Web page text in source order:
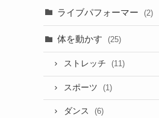
ライブパフォーマー (2)
体を動かす (25)
ストレッチ (11)
スポーツ (1)
ダンス (6)